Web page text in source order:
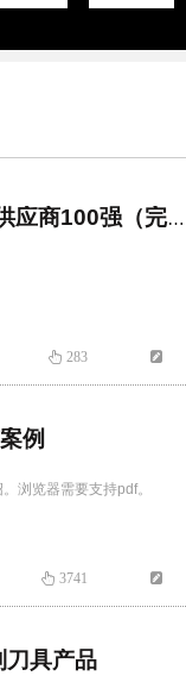
中国工程机械零部件供应商100强（完整版）
283
例
浏览器需要支持pdf。
3741
具产品